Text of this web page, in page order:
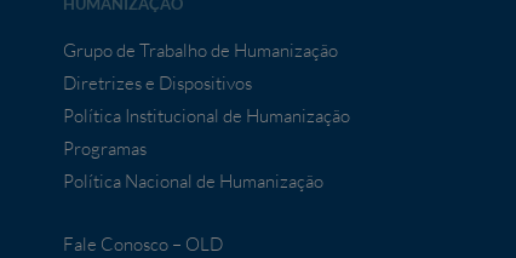
HUMANIZAÇÃO
Grupo de Trabalho de Humanização
Diretrizes e Dispositivos
Política Institucional de Humanização
Programas
Política Nacional de Humanização
Fale Conosco – OLD